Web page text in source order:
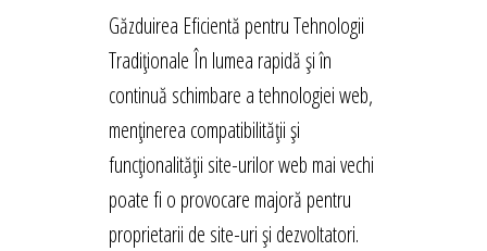
Găzduirea Eficientă pentru Tehnologii
Tradiționale În lumea rapidă și în
continuă schimbare a tehnologiei web,
menținerea compatibilității și
funcționalității site-urilor web mai vechi
poate fi o provocare majoră pentru
proprietarii de site-uri și dezvoltatori.